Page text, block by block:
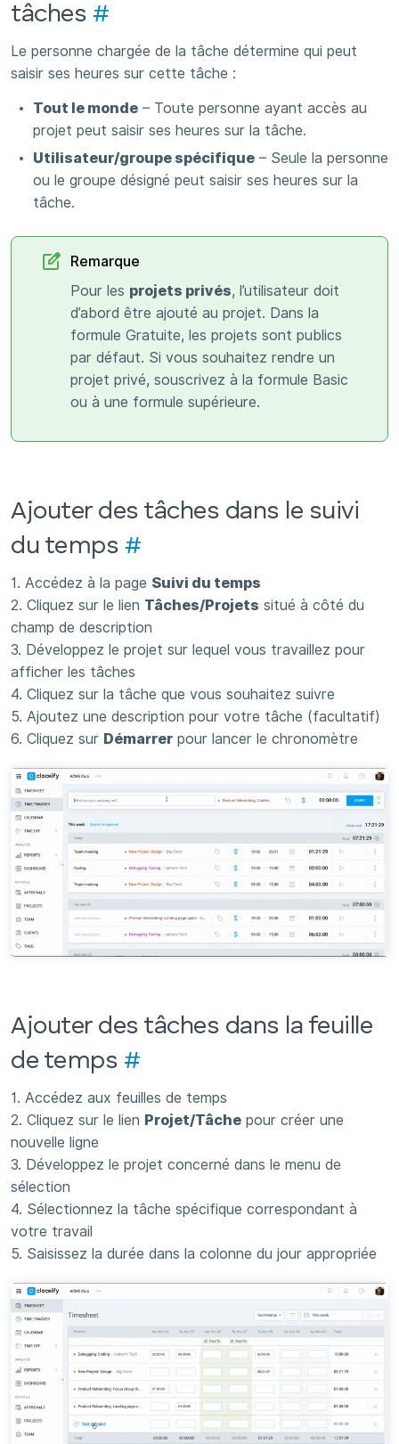
tâches #
Le personne chargée de la tâche détermine qui peut
saisir ses heures sur cette tâche :
Tout le monde – Toute personne ayant accès au
projet peut saisir ses heures sur la tâche.
Utilisateur/groupe spécifique – Seule la personne
ou le groupe désigné peut saisir ses heures sur la
tâche.
Remarque
Pour les projets privés, l’utilisateur doit
d’abord être ajouté au projet. Dans la
formule Gratuite, les projets sont publics
par défaut. Si vous souhaitez rendre un
projet privé, souscrivez à la formule Basic
ou à une formule supérieure.
Ajouter des tâches dans le suivi
du temps #
1. Accédez à la page Suivi du temps
2. Cliquez sur le lien Tâches/Projets situé à côté du
champ de description
3. Développez le projet sur lequel vous travaillez pour
afficher les tâches
4. Cliquez sur la tâche que vous souhaitez suivre
5. Ajoutez une description pour votre tâche (facultatif)
6. Cliquez sur Démarrer pour lancer le chronomètre
Ajouter des tâches dans la feuille
de temps #
1. Accédez aux feuilles de temps
2. Cliquez sur le lien Projet/Tâche pour créer une
nouvelle ligne
3. Développez le projet concerné dans le menu de
sélection
4. Sélectionnez la tâche spécifique correspondant à
votre travail
5. Saisissez la durée dans la colonne du jour appropriée